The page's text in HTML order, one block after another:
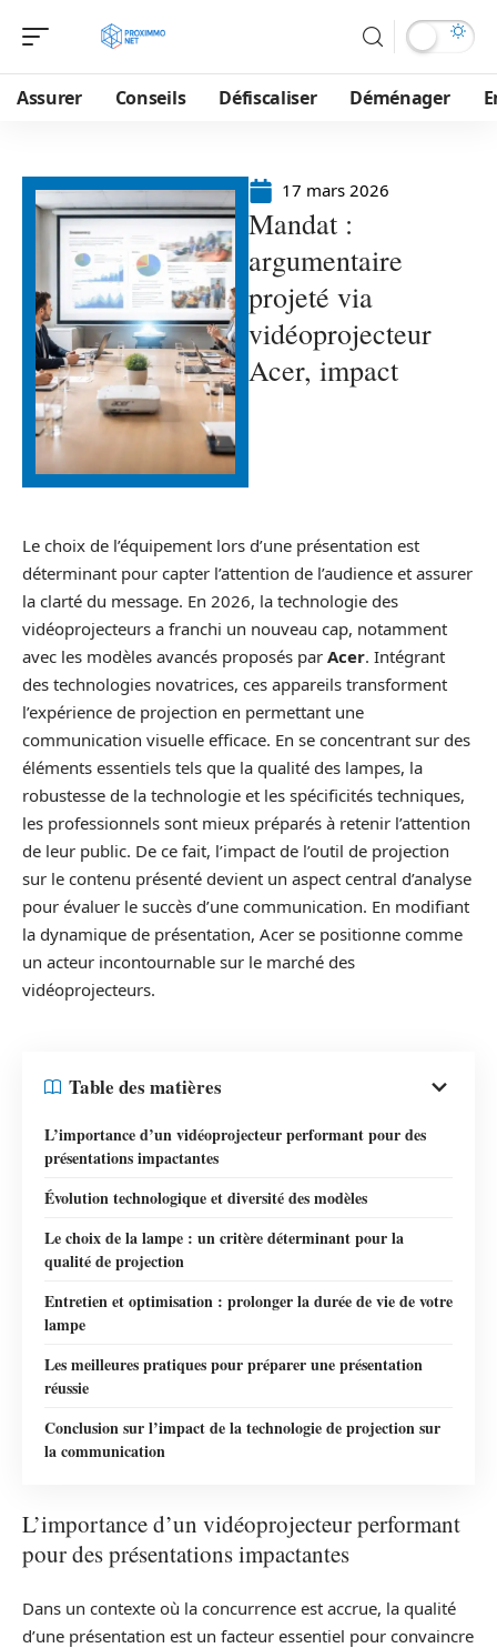
Assurer Conseils Défiscaliser Déménager
17 mars 2026
Mandat :
argumentaire
projeté via
vidéoprojecteur
Acer, impact
Le choix de l’équipement lors d’une présentation est
déterminant pour capter l’attention de l’audience et assurer
la clarté du message. En 2026, la technologie des
vidéoprojecteurs a franchi un nouveau cap, notamment
avec les modèles avancés proposés par Acer. Intégrant
des technologies novatrices, ces appareils transforment
l’expérience de projection en permettant une
communication visuelle efficace. En se concentrant sur des
éléments essentiels tels que la qualité des lampes, la
robustesse de la technologie et les spécificités techniques,
les professionnels sont mieux préparés à retenir l’attention
de leur public. De ce fait, l’impact de l’outil de projection
sur le contenu présenté devient un aspect central d’analyse
pour évaluer le succès d’une communication. En modifiant
la dynamique de présentation, Acer se positionne comme
un acteur incontournable sur le marché des
vidéoprojecteurs.
Table des matières
L’importance d’un vidéoprojecteur performant pour des
présentations impactantes
Évolution technologique et diversité des modèles
Le choix de la lampe : un critère déterminant pour la
qualité de projection
Entretien et optimisation : prolonger la durée de vie de votre
lampe
Les meilleures pratiques pour préparer une présentation
réussie
Conclusion sur l’impact de la technologie de projection sur
la communication
L’importance d’un vidéoprojecteur performant
pour des présentations impactantes
Dans un contexte où la concurrence est accrue, la qualité
d’une présentation est un facteur essentiel pour convaincre